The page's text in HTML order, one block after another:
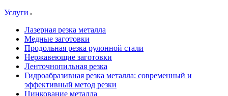
Услуги
Лазерная резка металла
Медные заготовки
Продольная резка рулонной стали
Нержавеющие заготовки
Ленточнопильная резка
Гидроабразивная резка металла: современный и
эффективный метод резки
Цинкование металла